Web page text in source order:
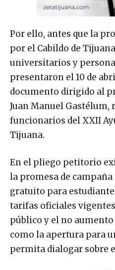
Por ello, antes que la
por el Cabildo de
universitarios y
presentaron el 10 de
documento dirigido al
Juan Manuel Gastélum,
funcionarios del XXII
Tijuana.
En el pliego petitorio
la promesa de
gratuito para
tarifas oficiales
público y el no
como la apertura para
permita dialogar sobre